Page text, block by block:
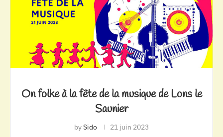
On folke à la fête de la musique de Lons le
Saunier
bySido 21 juin 2023